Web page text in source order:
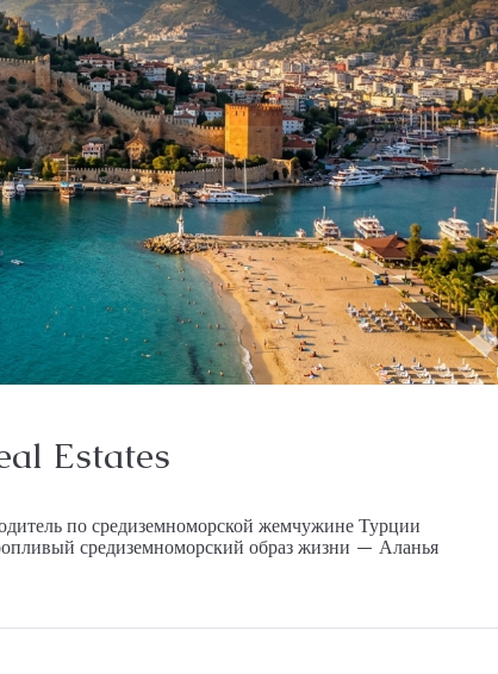
Estates
по средиземноморской жемчужине Турции
средиземноморский образ жизни — Аланья